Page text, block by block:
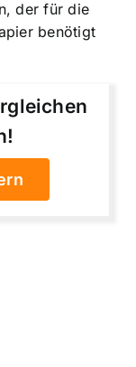
der für die
benötigt